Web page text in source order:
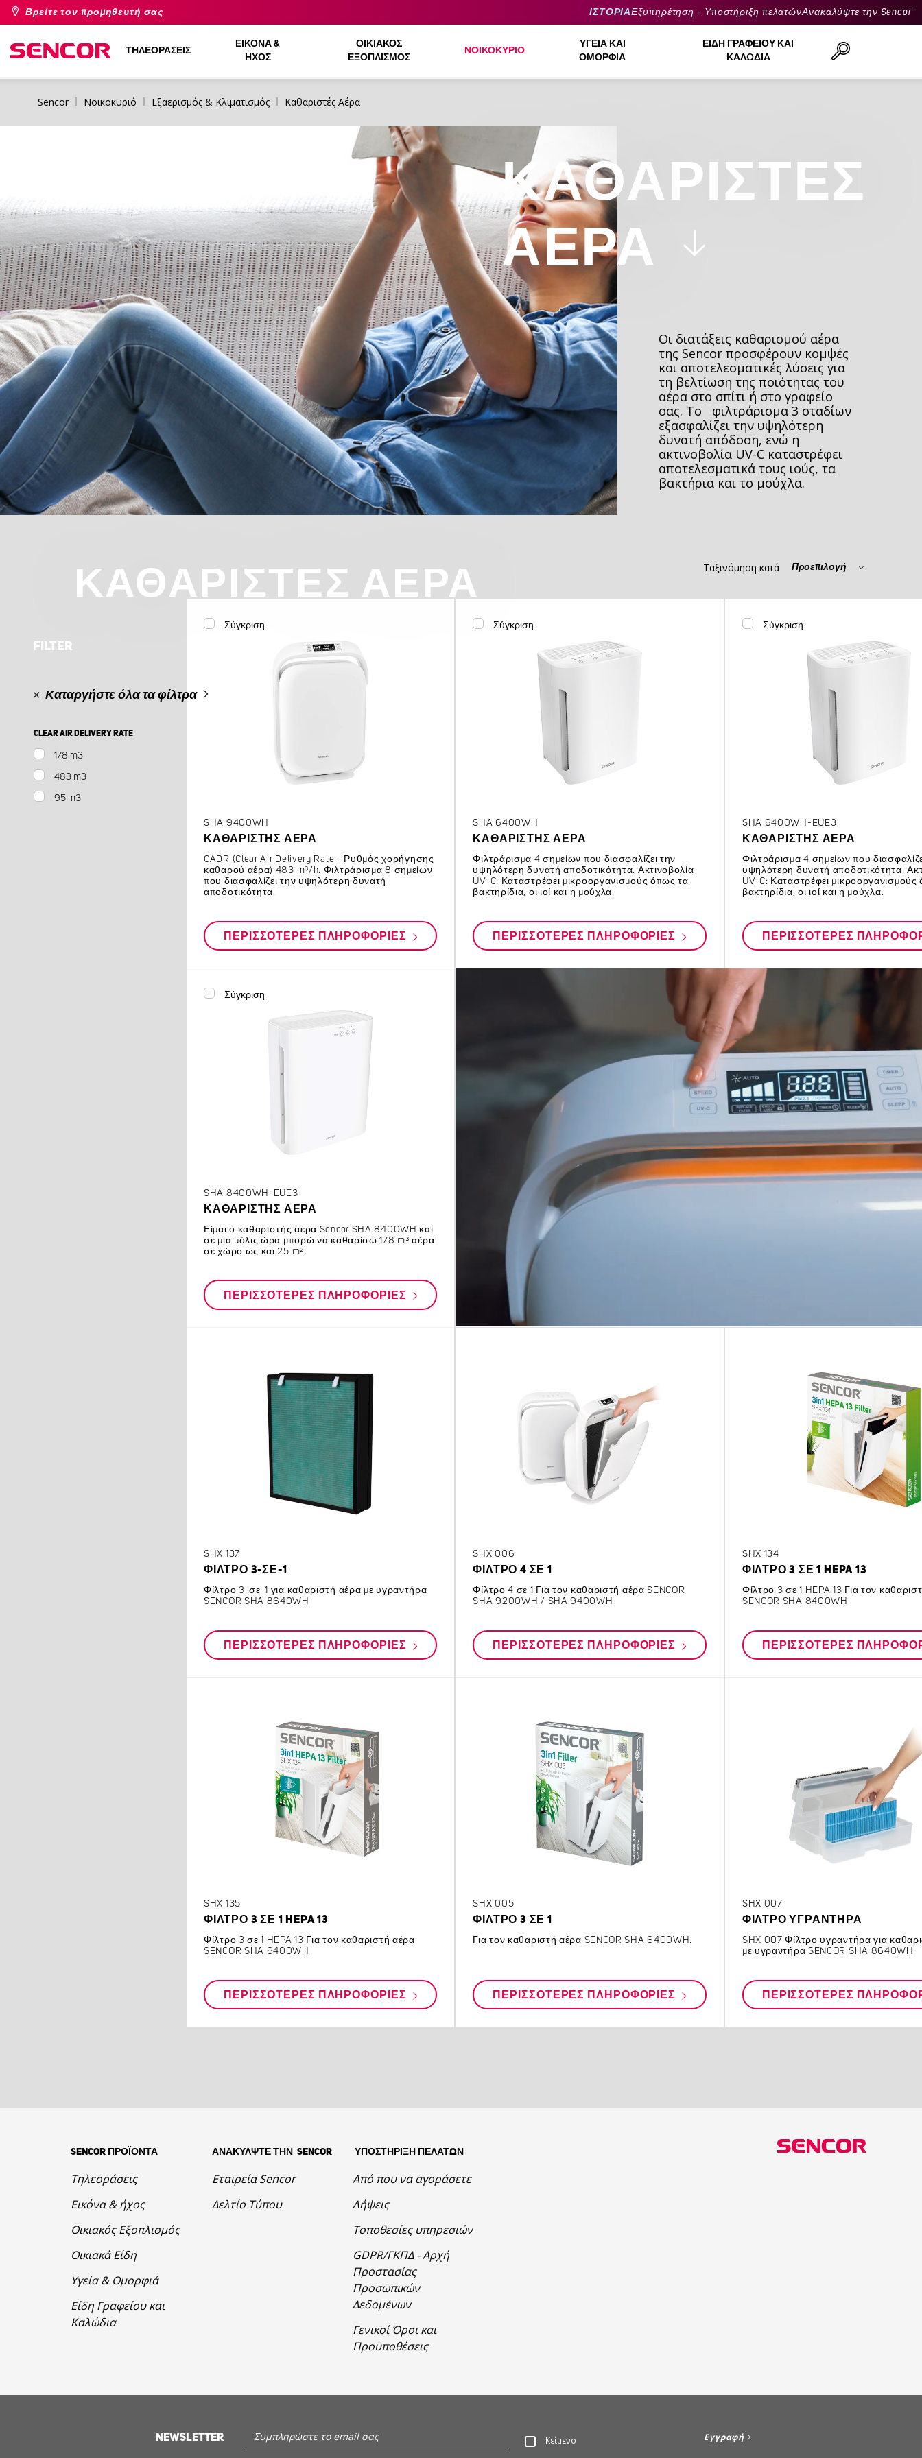
Βρείτε τον προμηθευτή σας ΙΣΤΟΡΙΑΕξυπηρέτηση - Υποστήριξη πελατώνΑνακαλύψτε την Sencor
ΤΗΛΕΟΡΆΣΕΙΣ
ΕΙΚΌΝΑ &
ΉΧΟΣ
ΟΙΚΙΑΚΌΣ
ΕΞΟΠΛΙΣΜΌΣ
ΝΟΙΚΟΚΥΡΙΌ
ΥΓΕΊΑ ΚΑΙ
ΟΜΟΡΦΙΆ
ΕΊΔΗ ΓΡΑΦΕΊΟΥ ΚΑΙ
ΚΑΛΏΔΙΑ
Sencor Νοικοκυριό Εξαερισμός & Κλιματισμός Καθαριστές Αέρα
ΚΑΘΑΡΙΣΤΈΣ
ΑΈΡΑ
Οι διατάξεις καθαρισμού αέρα
της Sencor προσφέρουν κομψές
και αποτελεσματικές λύσεις για
τη βελτίωση της ποιότητας του
αέρα στο σπίτι ή στο γραφείο
σας. Το φιλτράρισμα 3 σταδίων
εξασφαλίζει την υψηλότερη
δυνατή απόδοση, ενώ η
ακτινοβολία UV-C καταστρέφει
αποτελεσματικά τους ιούς, τα
βακτήρια και το μούχλα.
ΚΑΘΑΡΙΣΤΈΣ ΑΈΡΑ Ταξινόμηση κατά Προεπιλογή
FILTER
Καταργήστε όλα τα φίλτρα
CLEAR AIR DELIVERY RATE
178 m3
483 m3
95 m3
Σύγκριση
SHA 9400WH
ΚΑΘΑΡΙΣΤΉΣ ΑΈΡΑ
CADR (Clear Air Delivery Rate - Ρυθμός χορήγησης
καθαρού αέρα) 483 m³/h. Φιλτράρισμα 8 σημείων
που διασφαλίζει την υψηλότερη δυνατή
αποδοτικότητα.
ΠΕΡΙΣΣΌΤΕΡΕΣ ΠΛΗΡΟΦΟΡΊΕΣ
Σύγκριση
SHA 6400WH
ΚΑΘΑΡΙΣΤΉΣ ΑΈΡΑ
Φιλτράρισμα 4 σημείων που διασφαλίζει την
υψηλότερη δυνατή αποδοτικότητα. Ακτινοβολία
UV-C: Καταστρέφει μικροοργανισμούς όπως τα
βακτηρίδια, οι ιοί και η μούχλα.
ΠΕΡΙΣΣΌΤΕΡΕΣ ΠΛΗΡΟΦΟΡΊΕΣ
Σύγκριση
SHA 6400WH-EUE3
ΚΑΘΑΡΙΣΤΉΣ ΑΈΡΑ
Φιλτράρισμα 4 σημείων που
υψηλότερη δυνατή αποδοτικότητα.
UV-C: Καταστρέφει
βακτηρίδια, οι ιοί και η μούχλα.
ΠΕΡΙΣΣΌΤΕΡΕΣ
Σύγκριση
SHA 8400WH-EUE3
ΚΑΘΑΡΙΣΤΉΣ ΑΈΡΑ
Είμαι ο καθαριστής αέρα Sencor SHA 8400WH και
σε μία μόλις ώρα μπορώ να καθαρίσω 178 m³ αέρα
σε χώρο ως και 25 m².
ΠΕΡΙΣΣΌΤΕΡΕΣ ΠΛΗΡΟΦΟΡΊΕΣ
SHX 137
ΦΊΛΤΡΟ 3-ΣΕ-1
Φίλτρο 3-σε-1 για καθαριστή αέρα με υγραντήρα
SENCOR SHA 8640WH
ΠΕΡΙΣΣΌΤΕΡΕΣ ΠΛΗΡΟΦΟΡΊΕΣ
SHX 006
ΦΊΛΤΡΟ 4 ΣΕ 1
Φίλτρο 4 σε 1 Για τον καθαριστή αέρα SENCOR
SHA 9200WH / SHA 9400WH
ΠΕΡΙΣΣΌΤΕΡΕΣ ΠΛΗΡΟΦΟΡΊΕΣ
SHX 134
ΦΊΛΤΡΟ 3 ΣΕ 1 HEPA 13
Φίλτρο 3 σε 1 HEPA 13 Για τον
SENCOR SHA 8400WH
ΠΕΡΙΣΣΌΤΕΡΕΣ
SHX 135
ΦΊΛΤΡΟ 3 ΣΕ 1 HEPA 13
Φίλτρο 3 σε 1 HEPA 13 Για τον καθαριστή αέρα
SENCOR SHA 6400WH
ΠΕΡΙΣΣΌΤΕΡΕΣ ΠΛΗΡΟΦΟΡΊΕΣ
SHX 005
ΦΊΛΤΡΟ 3 ΣΕ 1
Για τον καθαριστή αέρα SENCOR SHA 6400WH.
ΠΕΡΙΣΣΌΤΕΡΕΣ ΠΛΗΡΟΦΟΡΊΕΣ
SHX 007
ΦΊΛΤΡΟ ΥΓΡΑΝΤΉΡΑ
SHX 007 Φίλτρο υγραντήρα για
με υγραντήρα SENCOR SHA 8640WH
ΠΕΡΙΣΣΌΤΕΡΕΣ
SENCOR ΠΡΟΪΟΝΤΑ
Τηλεοράσεις
Εικόνα & ήχος
Οικιακός Εξοπλισμός
Οικιακά Είδη
Υγεία & Ομορφιά
Είδη Γραφείου και
Καλώδια
ΑΝΑΚΥΛΨΤΕ ΤΗΝ SENCOR
Εταιρεία Sencor
Δελτίο Τύπου
ΥΠΟΣΤΗΡΙΞΗ ΠΕΛΑΤΩΝ
Από που να αγοράσετε
Λήψεις
Τοποθεσίες υπηρεσιών
GDPR/ΓΚΠΔ - Αρχή
Προστασίας
Προσωπικών
Δεδομένων
Γενικοί Όροι και
Προϋποθέσεις
NEWSLETTER Κείμενο Εγγραφή